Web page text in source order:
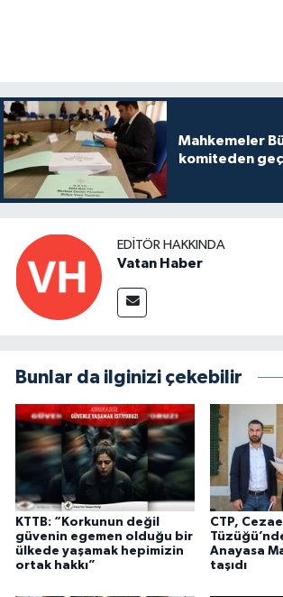
Mahkemeler
komiteden
EDITÖR HAKKINDA
Vatan Haber
Bunlar da ilginizi çekebilir
KTTB: “Korkunun değil
güvenin egemen olduğu bir
ülkede yaşamak hepimizin
ortak hakkı”
CTP,
Anayasa
taşıdı